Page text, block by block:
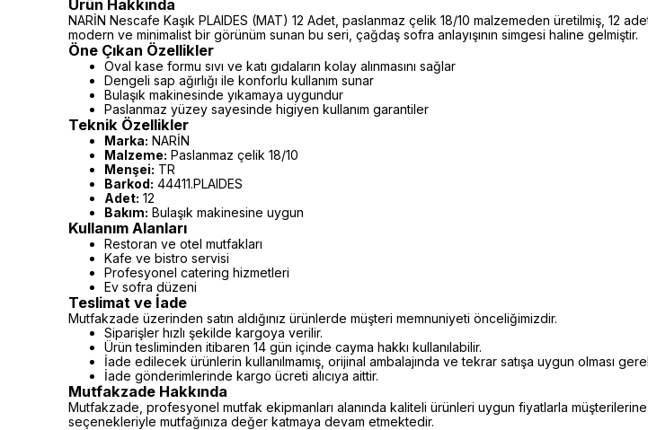
Ürün Hakkında
NARİN Nescafe Kaşık PLAIDES (MAT) 12 Adet, paslanmaz çelik 18/10 malzemeden üretilmiş, 12
modern ve minimalist bir görünüm sunan bu seri, çağdaş sofra anlayışının simgesi haline gelmiştir.
Öne Çıkan Özellikler
Oval kase formu sıvı ve katı gıdaların kolay alınmasını sağlar
Dengeli sap ağırlığı ile konforlu kullanım sunar
Bulaşık makinesinde yıkamaya uygundur
Paslanmaz yüzey sayesinde higiyen kullanım garantiler
Teknik Özellikler
Marka: NARİN
Malzeme: Paslanmaz çelik 18/10
Menşei: TR
Barkod: 44411.PLAIDES
Adet: 12
Bakım: Bulaşık makinesine uygun
Kullanım Alanları
Restoran ve otel mutfakları
Kafe ve bistro servisi
Profesyonel catering hizmetleri
Ev sofra düzeni
Teslimat ve İade
Mutfakzade üzerinden satın aldığınız ürünlerde müşteri memnuniyeti önceliğimizdir.
Siparişler hızlı şekilde kargoya verilir.
Ürün tesliminden itibaren 14 gün içinde cayma hakkı kullanılabilir.
İade edilecek ürünlerin kullanılmamış, orijinal ambalajında ve tekrar satışa uygun olması
İade gönderimlerinde kargo ücreti alıcıya aittir.
Mutfakzade Hakkında
Mutfakzade, profesyonel mutfak ekipmanları alanında kaliteli ürünleri uygun fiyatlarla
seçenekleriyle mutfağınıza değer katmaya devam etmektedir.